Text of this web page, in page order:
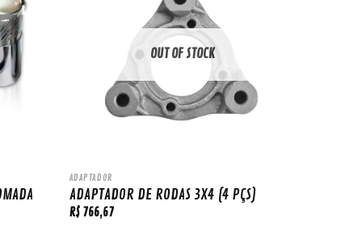
OUT OF STOCK
ADAPTADOR
ADAPTADOR DE RODAS 3X4 (4 PÇS)
R$766,67